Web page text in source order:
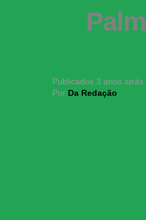
Publicados 3 anos atrás
Por Da Redação